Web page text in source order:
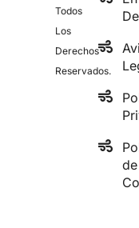
Todos
Los
Derechos
Reservados.
de